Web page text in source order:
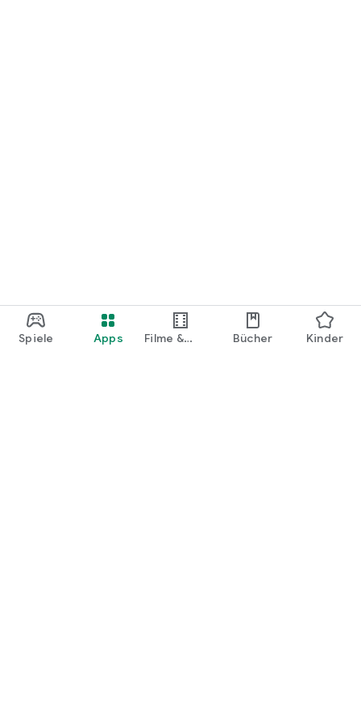
Spiele Apps
Filme &
Bücher Kinder